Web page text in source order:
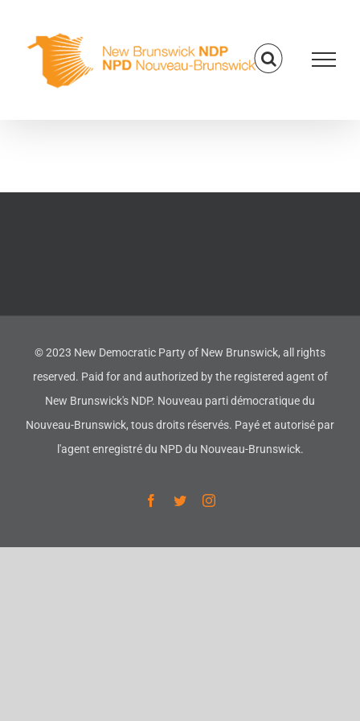
© 2023 New Democratic Party of New Brunswick, all rights
reserved. Paid for and authorized by the registered agent of
New Brunswick's NDP. Nouveau parti démocratique du
Nouveau-Brunswick, tous droits réservés. Payé et autorisé par
l'agent enregistré du NPD du Nouveau-Brunswick.
Facebook
TwitterInstagram